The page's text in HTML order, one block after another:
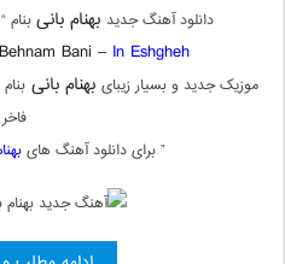
دانلود آهنگ جدید بهنام بانیبنام “
Bani –In Eshgheh
موزیک جدید و بسیار زیبای بهنام بانیبنام
فاخر
” برای دانلود آهنگ های